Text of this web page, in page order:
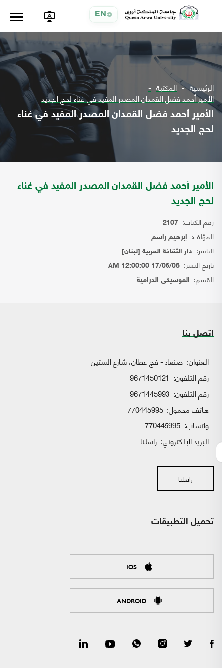
EN
الرئيسية المكتبة
الأمير أحمد فضل القمدان المصدر المفيد في غناء لحج الجديد
الأمير أحمد فضل القمدان المصدر المفيد في غناء
لحج الجديد
الأمير أحمد فضل القمدان المصدر المفيد في غناء
لحج الجديد
رقم الكتاب: 2107
المؤلف: إبرهيم راسم
الناشر: دار الثقافة العربية [لبنان]
تاريخ النشر: 17/06/05 12:00:00 AM
القسم: الموسيقى الدرامية
اتصل بنا
العنوان: صنعاء - فج عطان، شارع الستين
رقم التلفون: 9671450121
رقم التلفون: 9671445993
هاتف محمول: 770445995
واتساب:
البريد الإلكتروني: راسلنا
راسلنا
تحميل التطبيقات
IOS
ANDROID